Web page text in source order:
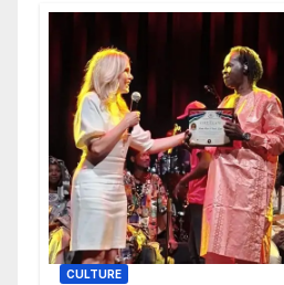
CULTURE